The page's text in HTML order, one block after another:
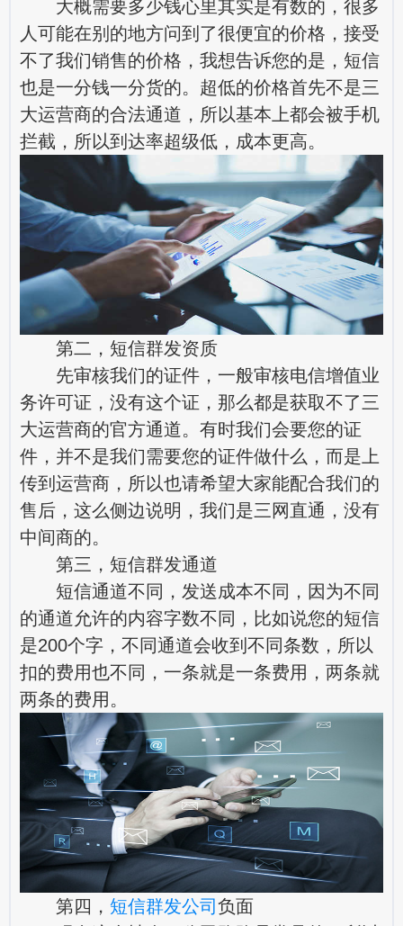
大概需要多少钱心里其实是有数的，很多
人可能在别的地方问到了很便宜的价格，接受
不了我们销售的价格，我想告诉您的是，短信
也是一分钱一分货的。超低的价格首先不是三
大运营商的合法通道，所以基本上都会被手机
拦截，所以到达率超级低，成本更高。
第二，短信群发资质
先审核我们的证件，一般审核电信增值业
务许可证，没有这个证，那么都是获取不了三
大运营商的官方通道。有时我们会要您的证
件，并不是我们需要您的证件做什么，而是上
传到运营商，所以也请希望大家能配合我们的
售后，这么侧边说明，我们是三网直通，没有
中间商的。
第三，短信群发通道
短信通道不同，发送成本不同，因为不同
的通道允许的内容字数不同，比如说您的短信
是200个字，不同通道会收到不同条数，所以
扣的费用也不同，一条就是一条费用，两条就
两条的费用。
第四， 短信群发公司 负面